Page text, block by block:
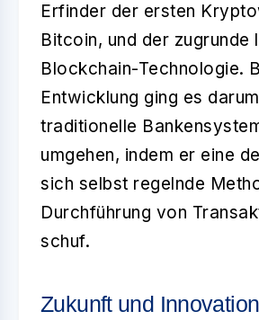
Erfinder der ersten
Bitcoin, und der zugrunde
Blockchain-Technologie.
Entwicklung ging es
traditionelle
umgehen, indem er eine
sich selbst regelnde
Durchführung von
schuf.
Zukunft und Innovation